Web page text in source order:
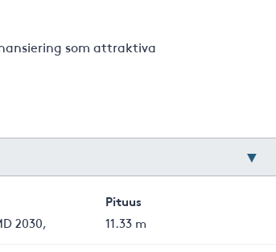
som attraktiva
2030,
Pituus
11.33 m